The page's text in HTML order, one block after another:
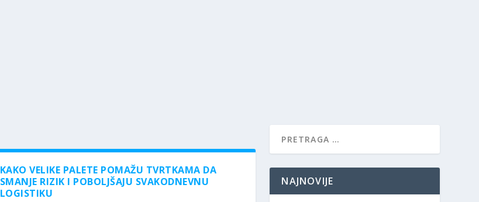
KAKO VELIKE PALETE POMAŽU TVRTKAMA DA
SMANJE RIZIK I POBOLJŠAJU SVAKODNEVNU
LOGISTIKU
NAJNOVIJE